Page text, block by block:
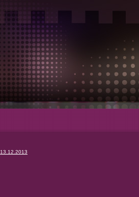
13.12.2013